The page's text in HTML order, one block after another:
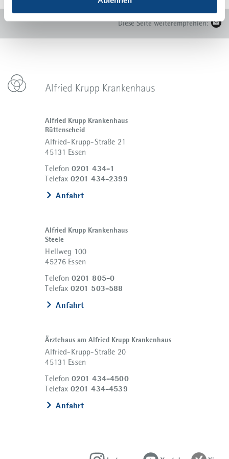
Diese Seite weiterempfehlen:
Alfried Krupp Krankenhaus
Rüttenscheid
Alfried-Krupp-Straße 21
45131 Essen
Telefon 0201 434-1
Telefax 0201 434-2399
Anfahrt
Alfried Krupp Krankenhaus
Steele
Hellweg 100
45276 Essen
Telefon 0201 805-0
Telefax 0201 503-588
Anfahrt
Ärztehaus am Alfried Krupp Krankenhaus
Alfried-Krupp-Straße 20
45131 Essen
Telefon 0201 434-4500
Telefax 0201 434-4539
Anfahrt